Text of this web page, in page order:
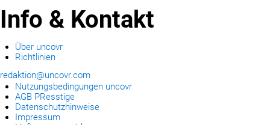
Info & Kontakt
Über uncovr
Richtlinien
redaktion@uncovr.com
Nutzungsbedingungen uncovr
AGB PResstige
Datenschutzhinweise
Impressum